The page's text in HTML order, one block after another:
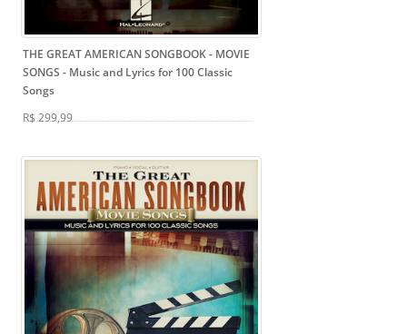
THE GREAT AMERICAN SONGBOOK - MOVIE
SONGS - Music and Lyrics for 100 Classic
Songs
R$ 299,99